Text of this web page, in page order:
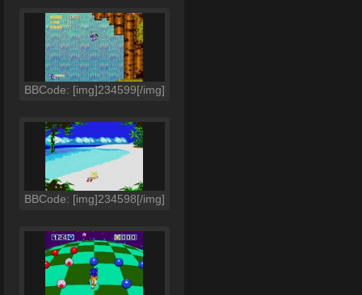
BBCode: [img]234599[/img]
BBCode: [img]234598[/img]